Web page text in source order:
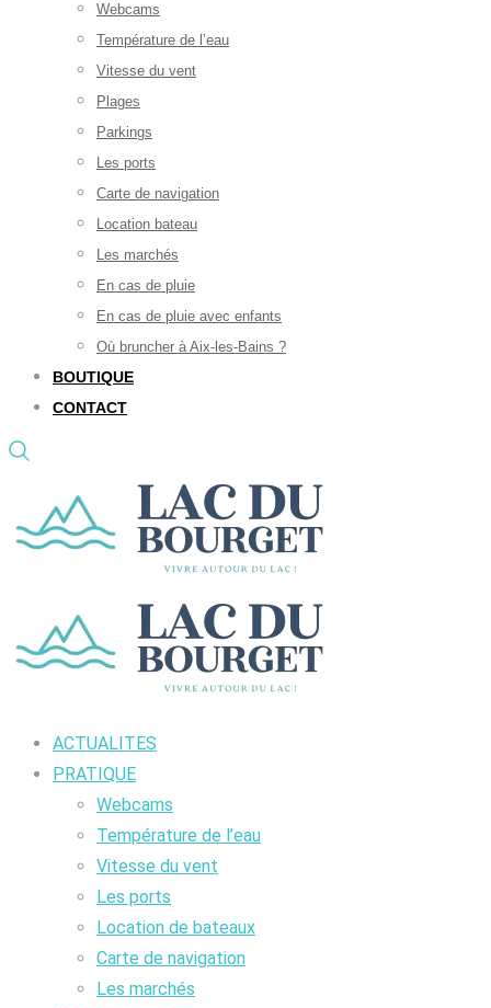
Webcams
Température de l’eau
Vitesse du vent
Plages
Parkings
Les ports
Carte de navigation
Location bateau
Les marchés
En cas de pluie
En cas de pluie avec enfants
Où bruncher à Aix-les-Bains ?
BOUTIQUE
CONTACT
ACTUALITES
PRATIQUE
Webcams
Température de l’eau
Vitesse du vent
Les ports
Location de bateaux
Carte de navigation
Les marchés